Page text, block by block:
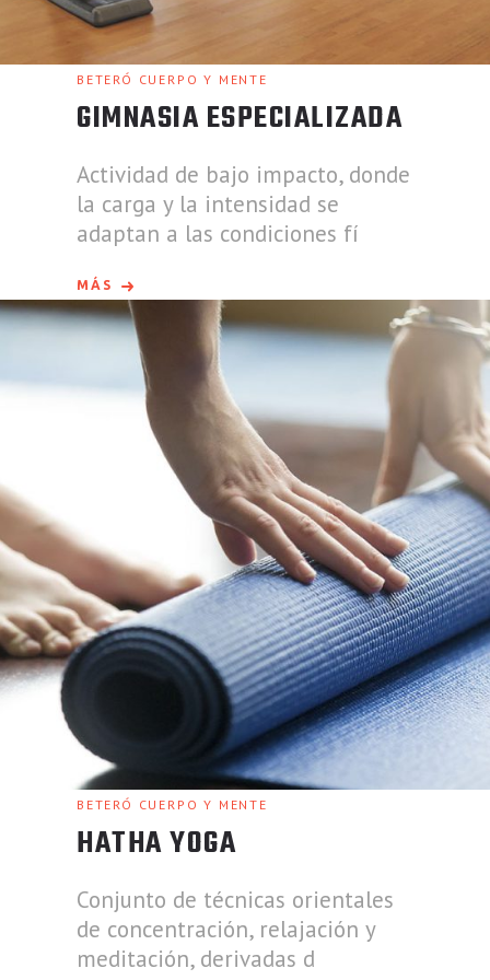
BETERÓ CUERPO Y MENTE
GIMNASIA ESPECIALIZADA
Actividad de bajo impacto, donde
la carga y la intensidad se
adaptan a las condiciones fí
MÁS
BETERÓ CUERPO Y MENTE
HATHA YOGA
Conjunto de técnicas orientales
de concentración, relajación y
meditación, derivadas d